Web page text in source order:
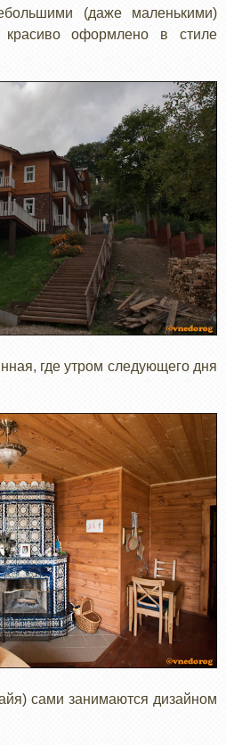
(даже маленькими)
красиво оформлено в стиле
где утром следующего дня
сами занимаются дизайном